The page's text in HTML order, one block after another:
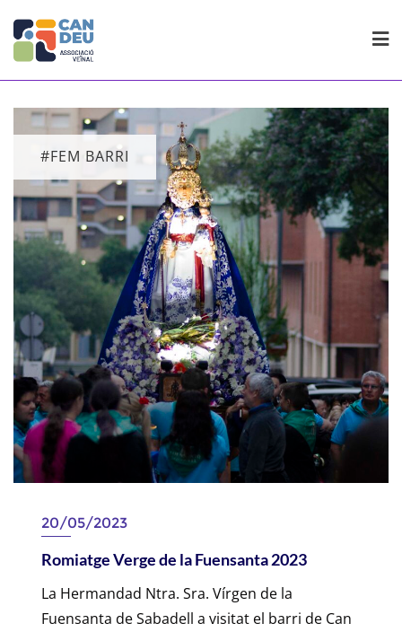
content
#FEM BARRI
20/05/2023
Romiatge Verge de la Fuensanta 2023
La Hermandad Ntra. Sra. Vírgen de la
Fuensanta de Sabadell a visitat el barri de Can